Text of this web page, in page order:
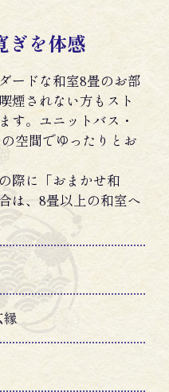
ぎを体感
ードな和室8畳のお部
煙されない方もスト
す。ユニットバス・
空間でゆったりとお
際に「おまかせ和
は、8畳以上の和室へ
縁